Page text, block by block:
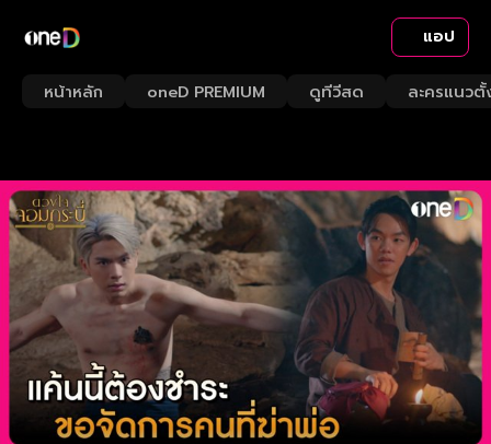
แอป
หน้าหลัก oneD PREMIUM ดูทีวีสด ละครแนวตั้